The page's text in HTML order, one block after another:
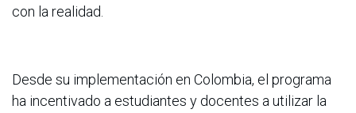
con la realidad​.
Desde su implementación en Colombia, el programa
ha incentivado a estudiantes y docentes a utilizar la